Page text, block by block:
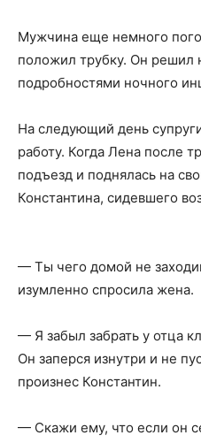
Мужчина еще немного
положил трубку. Он решил
подробностями ночного
На следующий день
работу. Когда Лена после
подъезд и поднялась на
Константина, сидевшего
— Ты чего домой не
изумленно спросила жена.
— Я забыл забрать у отца
Он заперся изнутри и не
произнес Константин.
— Скажи ему, что если он